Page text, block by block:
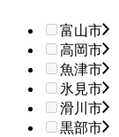
富山市
高岡市
魚津市
氷見市
滑川市
黒部市